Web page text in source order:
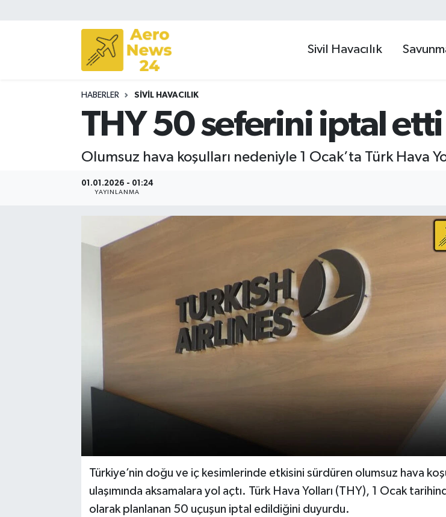
Sivil Havacılık
HABERLER SIVIL HAVACILIK
THY 50 seferini iptal etti
Olumsuz hava koşulları nedeniyle 1 Ocak’ta Türk Hava
01.01.2026 - 01:24
YAYINLANMA
Türkiye’nin doğu ve iç kesimlerinde etkisini sürdüren olumsuz hava
ulaşımında aksamalara yol açtı. Türk Hava Yolları (THY), 1 Ocak
olarak planlanan 50 uçuşun iptal edildiğini duyurdu.
Sivil Havacılık